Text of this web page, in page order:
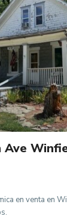
Ave
en venta en